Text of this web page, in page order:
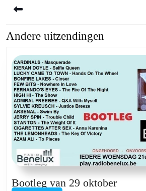
Previous
Andere uitzendingen
Bootleg van 29 oktoberBootleg